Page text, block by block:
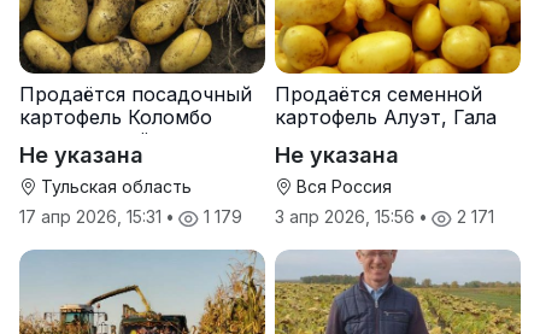
Продаётся посадочный
картофель Коломбо
оптом от трёх тонн
Не указана
Тульская область
17 апр 2026, 15:31 • 1 179
Продаётся семенной
картофель Алуэт, Гала
Не указана
Вся Россия
3 апр 2026, 15:56 • 2 171